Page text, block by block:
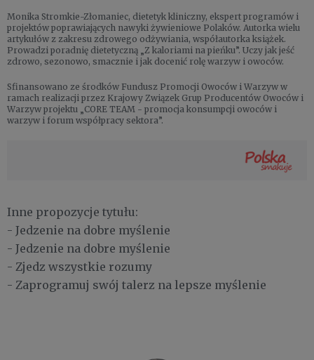
Monika Stromkie-Złomaniec, dietetyk kliniczny, ekspert programów i
projektów poprawiających nawyki żywieniowe Polaków. Autorka wielu
artykułów z zakresu zdrowego odżywiania, współautorka książek.
Prowadzi poradnię dietetyczną „Z kaloriami na pieńku”. Uczy jak jeść
zdrowo, sezonowo, smacznie i jak docenić rolę warzyw i owoców.
Sfinansowano ze środków Fundusz Promocji Owoców i Warzyw w
ramach realizacji przez Krajowy Związek Grup Producentów Owoców i
Warzyw projektu „CORE TEAM - promocja konsumpcji owoców i
warzyw i forum współpracy sektora”.
Inne propozycje tytułu:
- Jedzenie na dobre myślenie
- Jedzenie na dobre myślenie
- Zjedz wszystkie rozumy
- Zaprogramuj swój talerz na lepsze myślenie